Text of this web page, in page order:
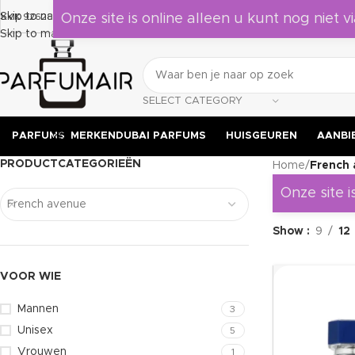
Skip to navigation
Skip to main content
KVK 92628524
je verrassen door deze geuren, leuk om als cadeau te geven aan
SELECT CATEGORY
PARFUMS MERKEN DUBAI PARFUMS HUISGEUREN
PRODUCTCATEGORIEËN
French avenue
VOOR WIE
Mannen 3
Unisex 5
Vrouwen 1
Home/ French
Onze site
Show 9 12
Onze site is online alleen u kunt nog niet